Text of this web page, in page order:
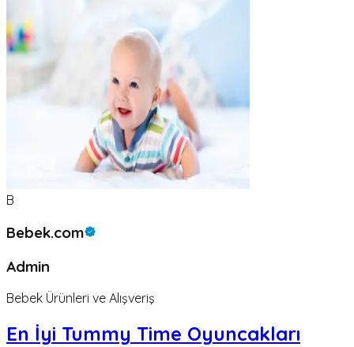
B
Bebek.com
Admin
Bebek Ürünleri ve Alışveriş
En İyi Tummy Time Oyuncakları